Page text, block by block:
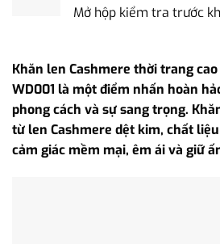
Mở hộp kiểm tra trước
Khăn len Cashmere thời trang cao
WD001 là một điểm nhấn hoàn
phong cách và sự sang trọng.
từ len Cashmere dệt kim, chất
cảm giác mềm mại, êm ái và giữ